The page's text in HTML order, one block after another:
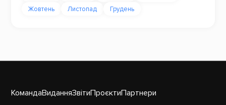
Жовтень
Листопад Грудень
КомандаВиданняЗвітиПроєктиПартнери